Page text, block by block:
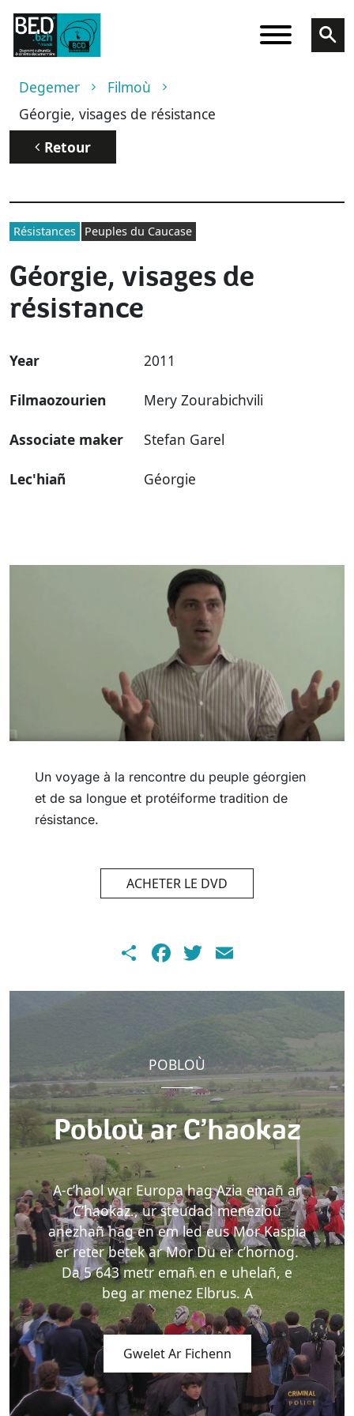
Skip to main content
Breadcrumb
Degemer
Filmoù
Géorgie, visages de résistance
Retour
Résistances Peuples du Caucase
Géorgie, visages de
résistance
Year 2011
Filmaozourien Mery Zourabichvili
Associate maker Stefan Garel
Lec'hiañ Géorgie
Un voyage à la rencontre du peuple géorgien
et de sa longue et protéiforme tradition de
résistance.
ACHETER LE DVD
ShareFacebook
Twitter
POBLOÙ
Pobloù ar C’haokaz
A-c’haol war Europa hag Azia emañ ar
C’haokaz., ur steudad menezioù
anezhañ hag en em led eus Mor Kaspia
er reter betek ar Mor Du er c’hornog.
Da 5 643 metr emañ en e uhelañ, e
beg ar menez Elbrus. A
Gwelet Ar Fichenn